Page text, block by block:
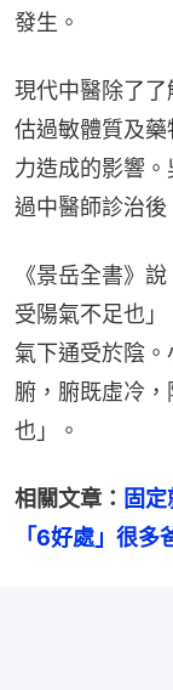
發生。
現代中醫除了
估過敏體質及
力造成的影響
過中醫師診治後
《景岳全書》
受陽氣不足也
氣下通受於陰
腑，腑既虛冷
也」。
相關文章： 固
「6好處」很多